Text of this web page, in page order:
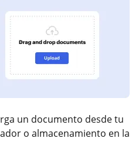
un documento desde tu
o almacenamiento en la